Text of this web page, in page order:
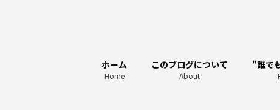
ホーム
Home
このブログについて
About
"誰で